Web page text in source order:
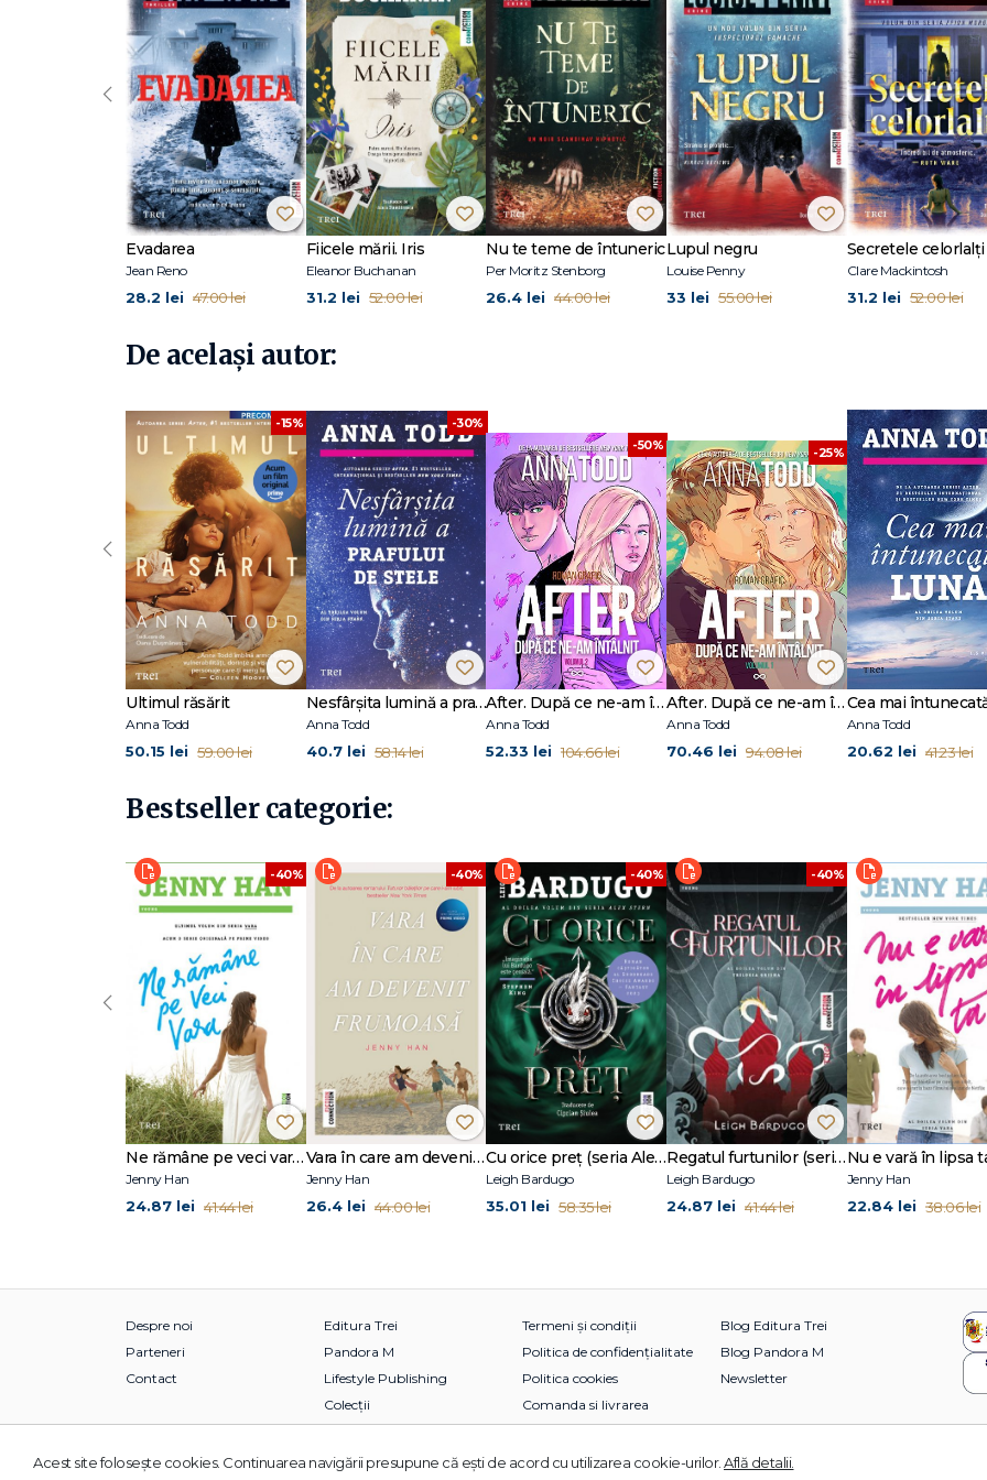
pasional și foarte implicat." - Anna Todd
Anna Todd a câștigat o popularitate imensă pe internet odată cu apariția seriei AFTER, serie publicată în 30 de limbi și #1 bestseller
Germania, Franța și Spania.
Locuieşte în Austin, împreună cu soţul ei, cu care s-a căsătorit la o lună după absolvirea liceului. Anna a fost mereu o cititoare
au plăcut trupele de băieţi şi poveştile romantice de iubire, astfel că acum, când a găsit un mod de a le îmbina pe toate trei, se
un vis devenit realitate.
Pe Anna Todd o găsiți la AnnaToddBooks.com, pe Twitter la @imaginator1dx, pe Instagram la @imaginator1d și pe wattpad ca
Imaginator1D.
La Editura Trei au apărut Nimic mai mult – primul volum din seria Landon Gibson și toate romanele seriei AFTER: După ce ne am
După ce ne am certat, După ce ne am îndrăgostit, După ce am găsit fericirea, Înainte de noi.
Evadarea
Jean Reno
28.2 lei 47.00 lei
Fiicele mării. Iris
Eleanor Buchanan
31.2 lei 52.00 lei
Nu te teme de întuneric
Per Moritz Stenborg
26.4 lei 44.00 lei
Lupul negru
Louise Penny
33 lei 55.00 lei
Secretele celorlalți
Clare Mackintosh
31.2 lei 52.00 lei
‹
De același autor:
-15%
Ultimul răsărit
Anna Todd
50.15 lei 59.00 lei
-30%
Nesfârșita lumină a prafului de stele (seria Stars, vol. 3)
Anna Todd
40.7 lei 58.14 lei
-50%
After. După ce ne-am întâlnit - roman grafic (vol. 2)
Anna Todd
52.33 lei 104.66 lei
-25%
After. După ce ne-am întâlnit – roman grafic (vol. 1)
Anna Todd
70.46 lei 94.08 lei
Anna Todd
20.62 lei 41.23 lei
‹
Bestseller categorie:
-40%
Ne rămâne pe veci vara (seria Vara, vol. 3)
Jenny Han
24.87 lei 41.44 lei
-40%
Vara în care am devenit frumoasă (seria Vara, vol. 1)
Jenny Han
26.4 lei 44.00 lei
-40%
Cu orice preț (seria Alex Stern, vol. 2)
Leigh Bardugo
35.01 lei 58.35 lei
-40%
Regatul furtunilor (seria Grisha, vol. 2)
Leigh Bardugo
24.87 lei 41.44 lei
Jenny Han
22.84 lei 38.06 lei
‹
Despre noi
Parteneri
Contact
Editura Trei
Pandora M
Lifestyle Publishing
Colecții
Termeni și condiții
Politica de confidențialitate
Politica cookies
Comanda si livrarea
Blog Editura Trei
Blog Pandora M
Newsletter
© 2026 Grupul Editorial TREI. Toate drepturile rezervate.
Acest site foloseşte cookies. Continuarea navigării presupune că eşti de acord cu utilizarea cookie-urilor. Află detalii.